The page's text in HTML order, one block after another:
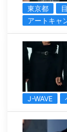
東京都
アートキャ
J-WAVE